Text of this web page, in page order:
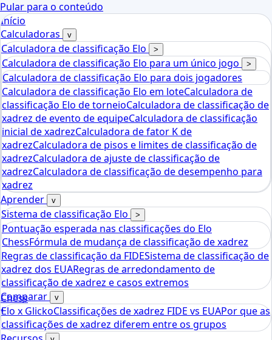
Pular para o conteúdo
Chess
tools
Calculadora de Rating Elo de Xadrez
Início
Calculadoras
v
Calculadora de classificação Elo >
Calculadora de classificação Elo para um único jogo >
Calculadora de classificação Elo para dois jogadores
Calculadora de classificação Elo em loteCalculadora de
classificação Elo de torneioCalculadora de classificação de
xadrez de evento de equipeCalculadora de classificação
inicial de xadrezCalculadora de fator K de
xadrezCalculadora de pisos e limites de classificação de
xadrezCalculadora de ajuste de classificação de
xadrezCalculadora de classificação de desempenho para
xadrez
Aprender
v
Sistema de classificação Elo >
Pontuação esperada nas classificações do Elo
ChessFórmula de mudança de classificação de xadrez
Regras de classificação da FIDESistema de classificação de
xadrez dos EUARegras de arredondamento de
classificação de xadrez e casos extremos
Comparar
v
Elo x GlickoClassificações de xadrez FIDE vs EUAPor que as
classificações de xadrez diferem entre os grupos